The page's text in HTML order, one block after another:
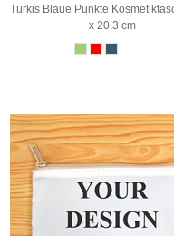
Türkis Blaue Punkte
x 20,3 cm